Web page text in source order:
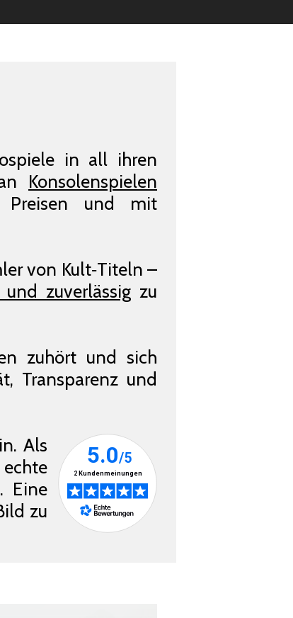
in all ihren
Konsolenspielen
Preisen und mit
von Kult‑Titeln –
zuverlässig zu
zuhört und sich
Transparenz und
Als
Eine
zu